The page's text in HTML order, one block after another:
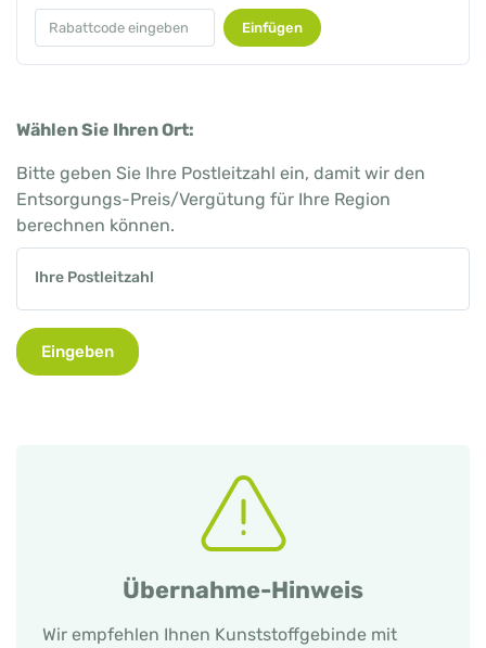
Einfügen
Wählen Sie Ihren Ort:
Bitte geben Sie Ihre Postleitzahl ein, damit wir den
Entsorgungs-Preis/Vergütung für Ihre Region
berechnen können.
Ihre Postleitzahl
Eingeben
Übernahme-Hinweis
Wir empfehlen Ihnen Kunststoffgebinde mit